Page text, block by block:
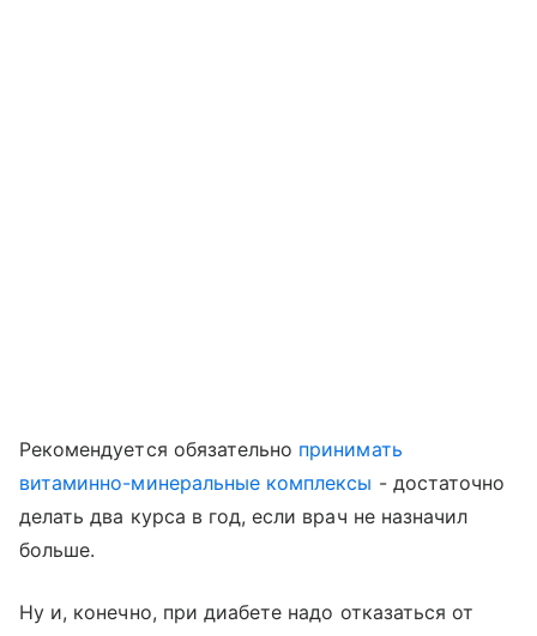
Рекомендуется обязательно принимать
витаминно-минеральные комплексы - достаточно
делать два курса в год, если врач не назначил
больше.
Ну и, конечно, при диабете надо отказаться от